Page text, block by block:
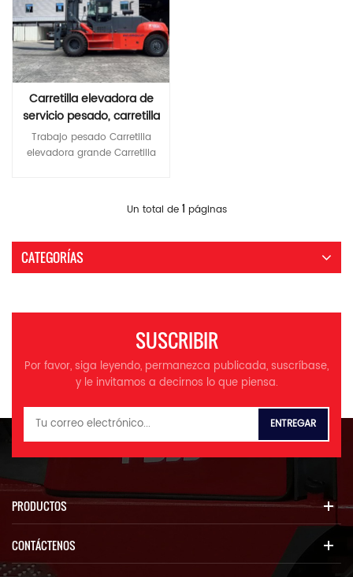
Carretilla elevadora de
servicio pesado, carretilla
elevadora grande,
carretilla elevadora de
Trabajo pesado Carretilla
elevadora grande Carretilla
toneladas ¿Busca una
manejar grandes cantidades
de materiales? Nuestra
toneladas está diseñada para
específicamente para cargar,
descargar y mover
contenedores pesados con
precisión. Al ser una carretilla
grande diseñada para
logísticos y patios industriales
donde la manipulación de
cargas pesadas y de gran
tamaño es una práctica
robusto motor diésel, esta
carretilla elevadora de 35
Un total de 1 páginas
CATEGORÍAS
SUSCRIBIR
Por favor, siga leyendo, permanezca publicada, suscríbase,
y le invitamos a decirnos lo que piensa.
PRODUCTOS
CONTÁCTENOS